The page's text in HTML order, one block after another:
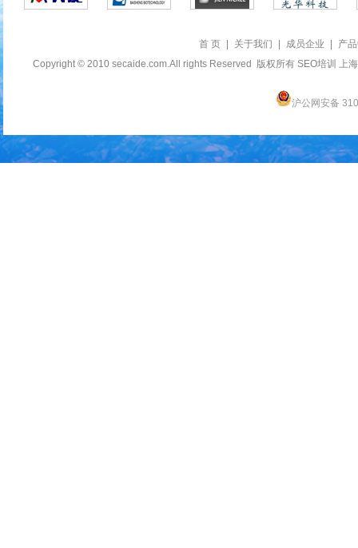
首 页 关于我们 成员企业
产
Copyright © 2010 secaide.com.All rights Reserved 版权所有 SEO培训 上
沪公网安备